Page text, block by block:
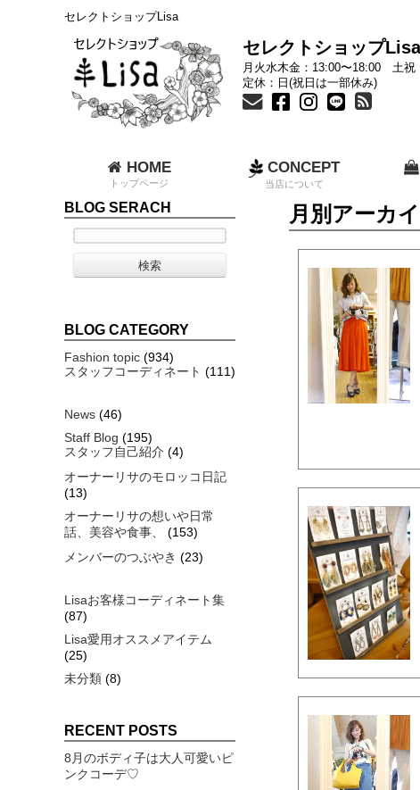
セレクトショップLisa
セレクトショップLisa
月火水木金：13:00〜18:00 土祝
定休：日(祝日は一部休み)
HOME
トップページ
CONCEPT
当店について
月別アーカ
BLOG SERACH
BLOG CATEGORY
Fashion topic (934)
スタッフコーディネート (111)
News (46)
Staff Blog (195)
スタッフ自己紹介 (4)
オーナーリサのモロッコ日記
(13)
オーナーリサの想いや日常
話、美容や食事、
(153)
メンバーのつぶやき (23)
Lisaお客様コーディネート集
(87)
Lisa愛用オススメアイテム
(25)
未分類 (8)
RECENT POSTS
8月のボディ子は大人可愛いピ
ンクコーデ♡